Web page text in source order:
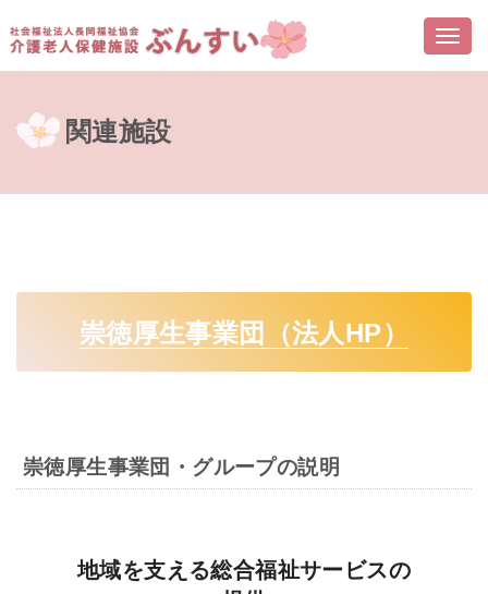
関連施設
崇徳厚生事業団（法人HP）
崇徳厚生事業団・グループの説明
地域を支える総合福祉サービスの